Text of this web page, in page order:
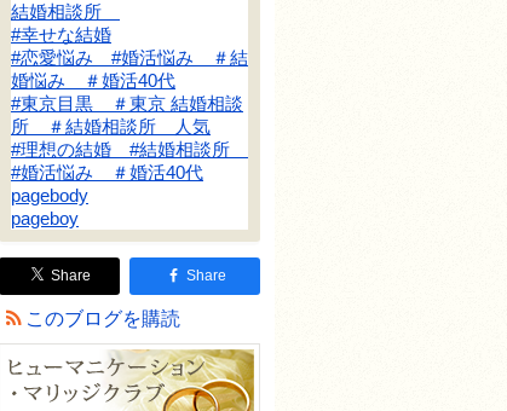
結婚相談所
#幸せな結婚
#恋愛悩み #婚活悩み ＃結
婚悩み ＃婚活40代
#東京目黒 ＃東京 結婚相談
所 ＃結婚相談所 人気
#理想の結婚 #結婚相談所
#婚活悩み ＃婚活40代
pagebody
pageboy
Share Share
このブログを購読